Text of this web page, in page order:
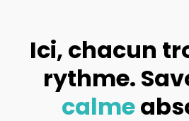
Ici, chacun
rythme.
calme